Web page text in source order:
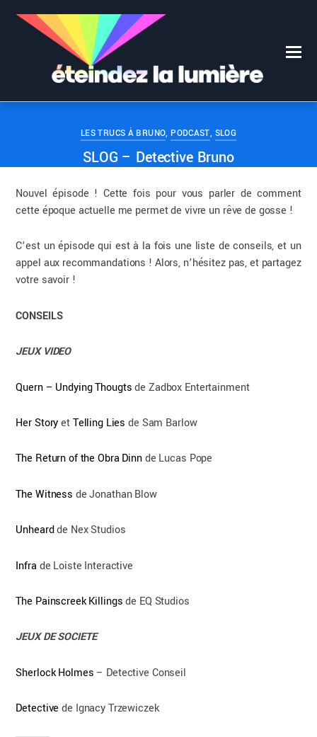
LES TRUCS À BRUNO, PODCAST, SLOG
SLOG – Detective Bruno
Nouvel épisode ! Cette fois pour vous parler de comment
cette époque actuelle me permet de vivre un rêve de gosse !
C’est un épisode qui est à la fois une liste de conseils, et un
appel aux recommandations ! Alors, n’hésitez pas, et partagez
votre savoir !
CONSEILS
JEUX VIDEO
Quern – Undying Thougtsde Zadbox Entertainment
Her StoryetTelling Lies de Sam Barlow
The Return of the Obra Dinnde Lucas Pope
The Witness de Jonathan Blow
Unheardde Nex Studios
Infra de Loiste Interactive
The Painscreek Killingsde EQ Studios
JEUX DE SOCIETE
Sherlock Holmes – Detective Conseil
Detectivede Ignacy Trzewiczek